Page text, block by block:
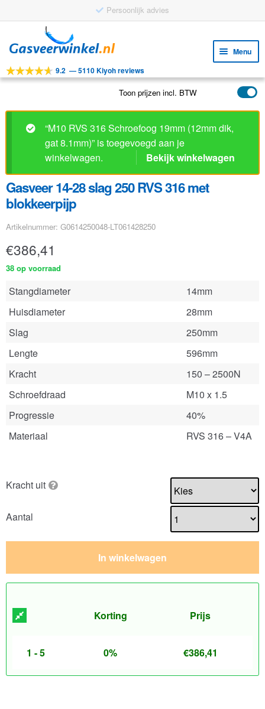
Persoonlijk advies
door
navigatie
naar
inhoud
Menu
Tools
Toepassingen
Klantenservice
9.2 —5110 Kiyoh reviews
Toon prijzen incl. BTW
“M10 RVS 316 Schroefoog 19mm (12mm dik,
gat 8.1mm)” is toegevoegd aan je
winkelwagen.
Bekijk winkelwagen
Gasveer 14-28 slag 250 RVS 316 met
blokkeerpijp
Artikelnummer: G0614250048-LT061428250
€386,41
38 op voorraad
Stangdiameter
14mm
Huisdiameter
28mm
Slag
250mm
Lengte
596mm
Kracht
150 – 2500N
Schroefdraad
M10 x 1.5
Progressie
40%
Materiaal
RVS 316 – V4A
Kracht uit
Aantal
In winkelwagen
Korting Prijs
1 - 5 0% €386,41